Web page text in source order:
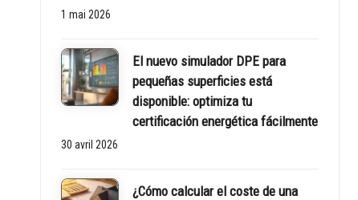
1 mai 2026
El nuevo simulador DPE para
pequeñas superficies está
disponible: optimiza tu
certificación energética fácilmente
30 avril 2026
¿Cómo calcular el coste de una